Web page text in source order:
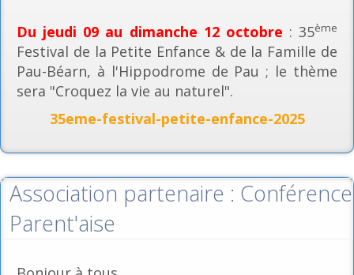
Du jeudi 09 au dimanche 12 octobre : 35ème
Festival de la Petite Enfance & de la Famille de
Pau-Béarn, à l'Hippodrome de Pau ; le thème
sera "Croquez la vie au naturel".
35eme-festival-petite-enfance-2025
Association partenaire : Conférence
Parent'aise